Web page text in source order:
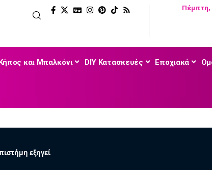
Πέμπτη,
και Μπαλκόνι DIY Κατασκευές Εποχιακά
εξηγεί